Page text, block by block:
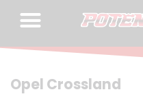
Opel Crossland